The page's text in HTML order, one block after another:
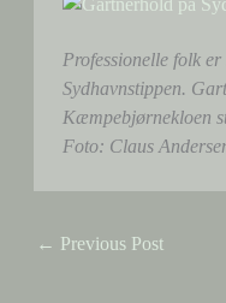
Professionelle folk
Sydhavnstippen.
Kæmpebjørnekloen
Foto: Claus
← Previous Post